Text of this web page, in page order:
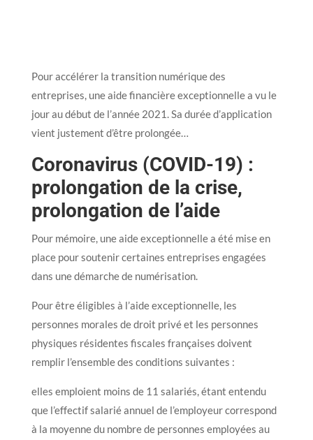
Pour accélérer la transition numérique des
entreprises, une aide financière exceptionnelle a vu le
jour au début de l’année 2021. Sa durée d’application
vient justement d’être prolongée…
Coronavirus (COVID-19) :
prolongation de la crise,
prolongation de l’aide
Pour mémoire, une aide exceptionnelle a été mise en
place pour soutenir certaines entreprises engagées
dans une démarche de numérisation.
Pour être éligibles à l’aide exceptionnelle, les
personnes morales de droit privé et les personnes
physiques résidentes fiscales françaises doivent
remplir l’ensemble des conditions suivantes :
elles emploient moins de 11 salariés, étant entendu
que l’effectif salarié annuel de l’employeur correspond
à la moyenne du nombre de personnes employées au